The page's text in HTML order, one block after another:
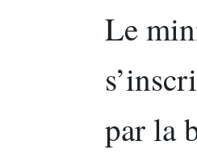
Le
par la